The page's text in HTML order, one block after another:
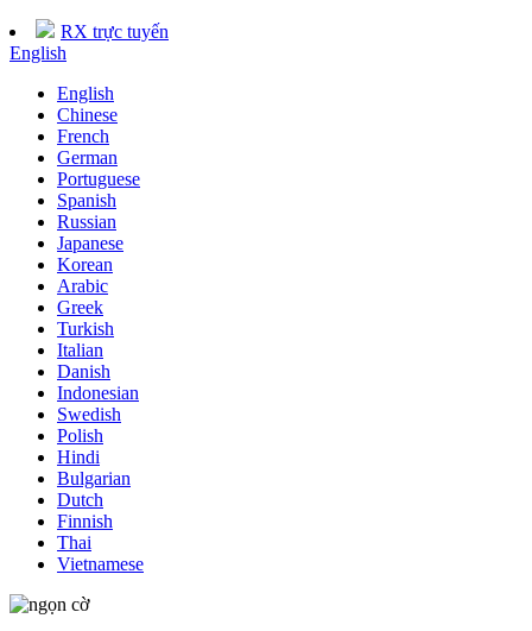
RX trực tuyến
English
English
Chinese
French
German
Portuguese
Spanish
Russian
Japanese
Korean
Arabic
Greek
Turkish
Italian
Danish
Indonesian
Swedish
Polish
Hindi
Bulgarian
Dutch
Finnish
Thai
Vietnamese